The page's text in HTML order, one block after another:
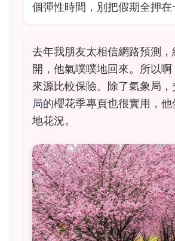
個彈性時間，別把假期全押在
去年我朋友太相信網路預測，
開，他氣噗噗地回來。所以
來源比較保險。除了氣象局，
局的櫻花季專頁也很實用，
地花況。